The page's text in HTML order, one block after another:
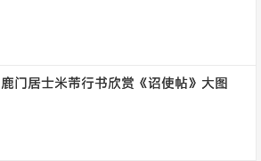
鹿门居士米芾行书欣赏《诏使帖》大图